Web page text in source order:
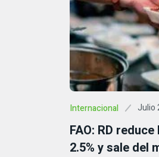
Internacional Julio
FAO: RD
2.5% y sale del